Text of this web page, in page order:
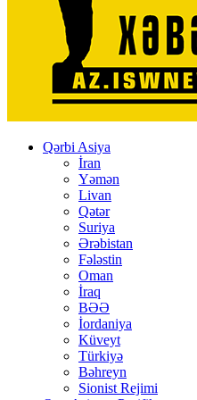
Qərbi Asiya
İran
Yəmən
Livan
Qətər
Suriya
Ərəbistan
Fələstin
Oman
İraq
BƏƏ
İordaniya
Küveyt
Türkiyə
Bəhreyn
Sionist Rejimi